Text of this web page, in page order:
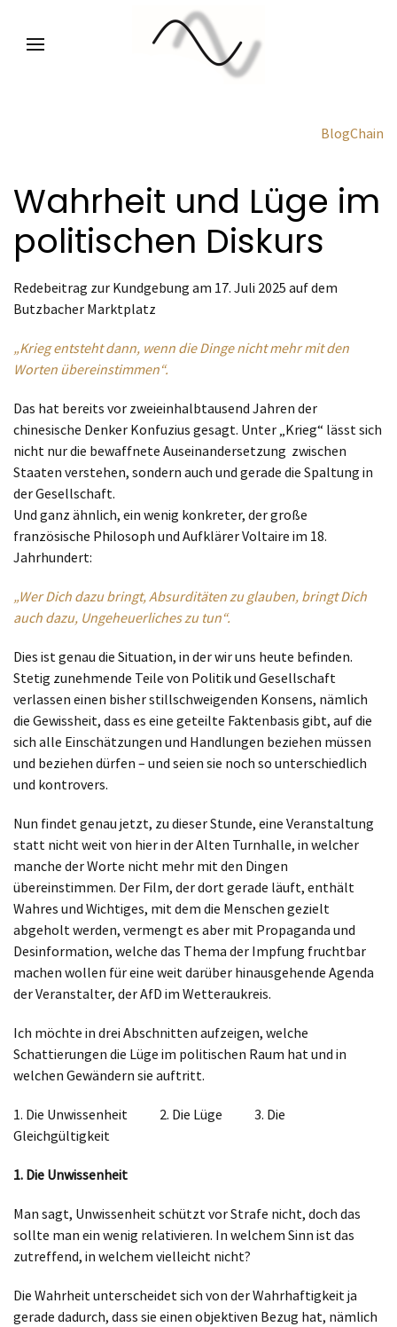
BlogChain
Wahrheit und Lüge im
politischen Diskurs
Redebeitrag zur Kundgebung am 17. Juli 2025 auf dem
Butzbacher Marktplatz
„Krieg entsteht dann, wenn die Dinge nicht mehr mit den
Worten übereinstimmen“.
Das hat bereits vor zweieinhalbtausend Jahren der
chinesische Denker Konfuzius gesagt. Unter „Krieg“ lässt sich
nicht nur die bewaffnete Auseinandersetzung zwischen
Staaten verstehen, sondern auch und gerade die Spaltung in
der Gesellschaft.
Und ganz ähnlich, ein wenig konkreter, der große
französische Philosoph und Aufklärer Voltaire im 18.
Jahrhundert:
„Wer Dich dazu bringt, Absurditäten zu glauben, bringt Dich
auch dazu, Ungeheuerliches zu tun“.
Dies ist genau die Situation, in der wir uns heute befinden.
Stetig zunehmende Teile von Politik und Gesellschaft
verlassen einen bisher stillschweigenden Konsens, nämlich
die Gewissheit, dass es eine geteilte Faktenbasis gibt, auf die
sich alle Einschätzungen und Handlungen beziehen müssen
und beziehen dürfen – und seien sie noch so unterschiedlich
und kontrovers.
Nun findet genau jetzt, zu dieser Stunde, eine Veranstaltung
statt nicht weit von hier in der Alten Turnhalle, in welcher
manche der Worte nicht mehr mit den Dingen
übereinstimmen. Der Film, der dort gerade läuft, enthält
Wahres und Wichtiges, mit dem die Menschen gezielt
abgeholt werden, vermengt es aber mit Propaganda und
Desinformation, welche das Thema der Impfung fruchtbar
machen wollen für eine weit darüber hinausgehende Agenda
der Veranstalter, der AfD im Wetteraukreis.
Ich möchte in drei Abschnitten aufzeigen, welche
Schattierungen die Lüge im politischen Raum hat und in
welchen Gewändern sie auftritt.
1. Die Unwissenheit 2. Die Lüge 3. Die
Gleichgültigkeit
1. Die Unwissenheit
Man sagt, Unwissenheit schützt vor Strafe nicht, doch das
sollte man ein wenig relativieren. In welchem Sinn ist das
zutreffend, in welchem vielleicht nicht?
Die Wahrheit unterscheidet sich von der Wahrhaftigkeit ja
gerade dadurch, dass sie einen objektiven Bezug hat, nämlich